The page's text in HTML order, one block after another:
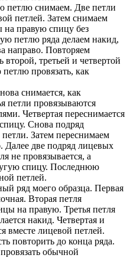
петлю снимаем. Две петли
петлей. Затем снимаем
правую спицу без
петлю ряда делаем накид,
направо. Повторяем
второй, третьей и четвертой
провязать, как
снимается, как
петли провязываются
Четвертая переснимается
Снова подряд
Затем переснимаем
Далее две подряд лицевых
не провязывается, а
спицу. Последнюю
петлей.
ряд моего образца. Первая
Вторая петля
на правую. Третья петля
накид. Четвертая и
вместе лицевой петлей.
повторить до конца ряда.
обычной